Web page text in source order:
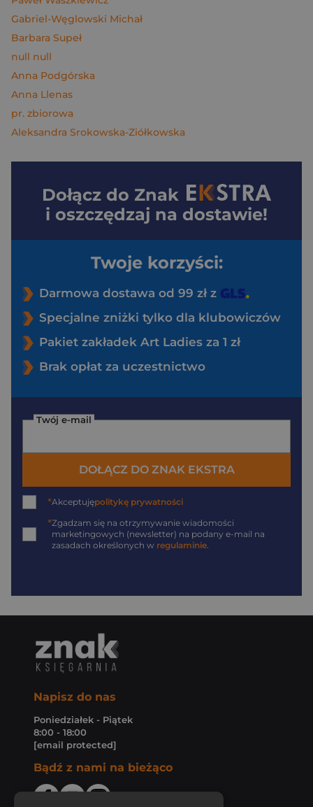
Gabriel-Węglowski Michał
Barbara Supeł
null null
Anna Podgórska
Anna Llenas
pr. zbiorowa
Aleksandra Srokowska-Ziółkowska
Dołącz do Znak
i oszczędzaj na dostawie!
Twoje korzyści:
Darmowa dostawa od 99 zł z
Specjalne zniżki tylko dla klubowiczów
Pakiet zakładek Art Ladies za 1 zł
Brak opłat za uczestnictwo
Twój e-mail
DOŁĄCZ DO ZNAK EKSTRA
*Akceptujępolitykę prywatności
*Zgadzam się na otrzymywanie wiadomości
marketingowych (newsletter) na podany e-mail na
zasadach określonych w regulaminie.
Napisz do nas
Poniedziałek - Piątek
8:00 - 18:00
[email protected]
Bądź z nami na bieżąco